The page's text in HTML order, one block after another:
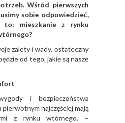
Wśród pierwszych
sobie odpowiedzieć,
to: mieszkanie z rynku
zalety i wady, ostateczny
od tego, jakie są nasze
i bezpieczeństwa
pierwotnym najczęściej mają
z rynku wtórnego. –